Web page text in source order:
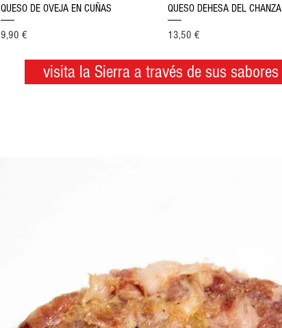
Vista rápida
QUESO DE OVEJA EN CUÑAS
Precio
9,90 €
Vista rápida
QUESO DEHESA DEL CHANZA
Precio
13,50 €
visita la Sierra a través de sus sabores